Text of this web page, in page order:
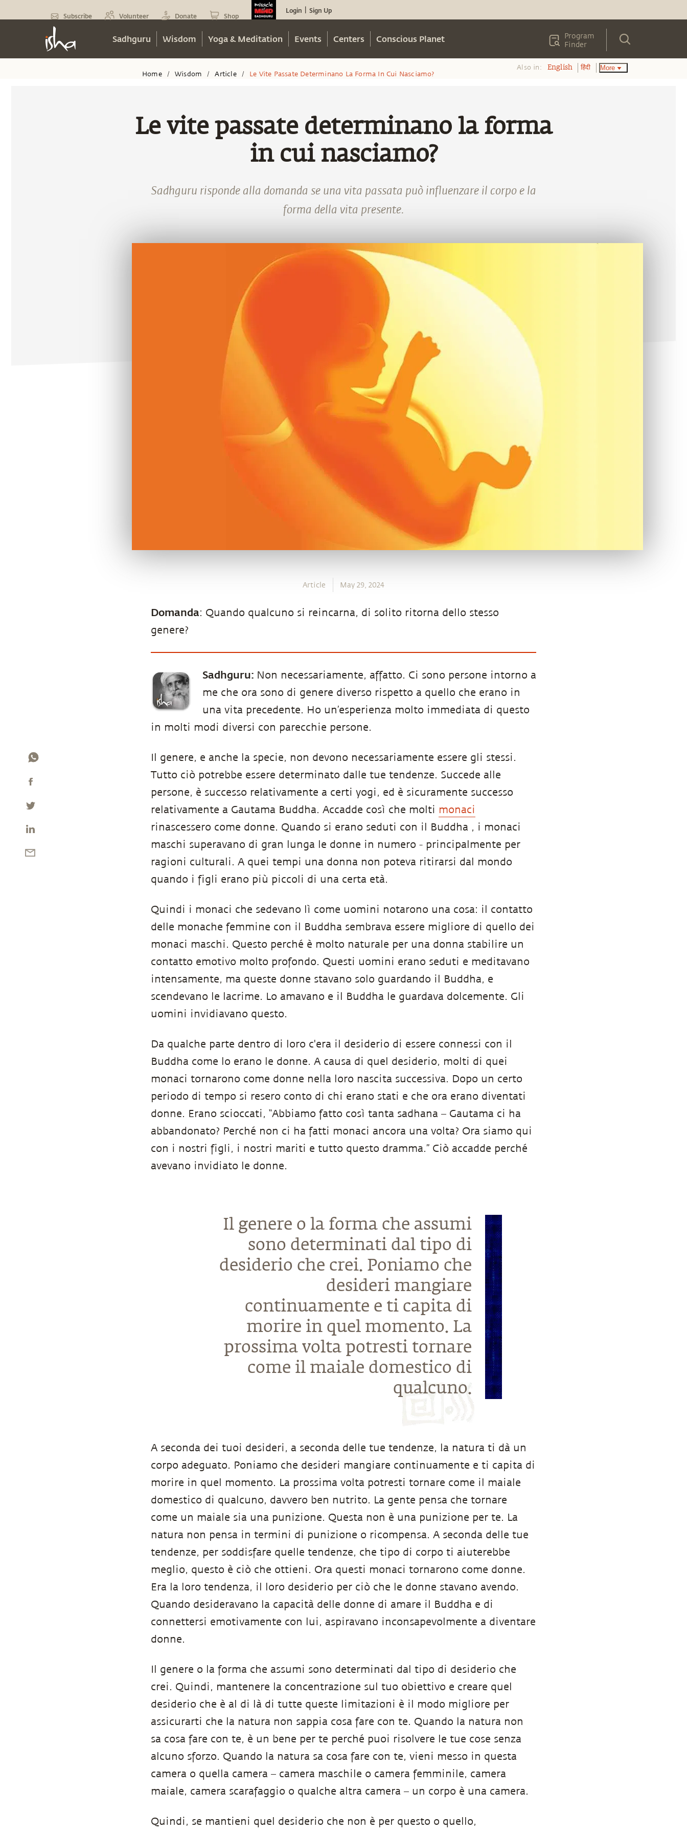
Subscribe Volunteer Donate Shop
Login Sign Up
Sadhguru Wisdom Yoga & Meditation Events Centers Conscious Planet
Program
Finder
Home / Wisdom / Article / Le Vite Passate Determinano La Forma In Cui Nasciamo?
Also in: English हिंदी More
Le vite passate determinano la forma
in cui nasciamo?
Sadhguru risponde alla domanda se una vita passata può influenzare il corpo e la
forma della vita presente.
Article May 29, 2024
Domanda: Quando qualcuno si reincarna, di solito ritorna dello stesso
genere?
Sadhguru: Non necessariamente, affatto. Ci sono persone intorno a
me che ora sono di genere diverso rispetto a quello che erano in
una vita precedente. Ho un’esperienza molto immediata di questo
in molti modi diversi con parecchie persone.
Il genere, e anche la specie, non devono necessariamente essere gli stessi.
Tutto ciò potrebbe essere determinato dalle tue tendenze. Succede alle
persone, è successo relativamente a certi yogi, ed è sicuramente successo
relativamente a Gautama Buddha. Accadde così che molti monaci
rinascessero come donne. Quando si erano seduti con il Buddha , i monaci
maschi superavano di gran lunga le donne in numero - principalmente per
ragioni culturali. A quei tempi una donna non poteva ritirarsi dal mondo
quando i figli erano più piccoli di una certa età.
Quindi i monaci che sedevano lì come uomini notarono una cosa: il contatto
delle monache femmine con il Buddha sembrava essere migliore di quello dei
monaci maschi. Questo perché è molto naturale per una donna stabilire un
contatto emotivo molto profondo. Questi uomini erano seduti e meditavano
intensamente, ma queste donne stavano solo guardando il Buddha, e
scendevano le lacrime. Lo amavano e il Buddha le guardava dolcemente. Gli
uomini invidiavano questo.
Da qualche parte dentro di loro c'era il desiderio di essere connessi con il
Buddha come lo erano le donne. A causa di quel desiderio, molti di quei
monaci tornarono come donne nella loro nascita successiva. Dopo un certo
periodo di tempo si resero conto di chi erano stati e che ora erano diventati
donne. Erano scioccati, “Abbiamo fatto così tanta sadhana – Gautama ci ha
abbandonato? Perché non ci ha fatti monaci ancora una volta? Ora siamo qui
con i nostri figli, i nostri mariti e tutto questo dramma.” Ciò accadde perché
avevano invidiato le donne.
Il genere o la forma che assumi
sono determinati dal tipo di
desiderio che crei. Poniamo che
desideri mangiare
continuamente e ti capita di
morire in quel momento. La
prossima volta potresti tornare
come il maiale domestico di
qualcuno.
A seconda dei tuoi desideri, a seconda delle tue tendenze, la natura ti dà un
corpo adeguato. Poniamo che desideri mangiare continuamente e ti capita di
morire in quel momento. La prossima volta potresti tornare come il maiale
domestico di qualcuno, davvero ben nutrito. La gente pensa che tornare
come un maiale sia una punizione. Questa non è una punizione per te. La
natura non pensa in termini di punizione o ricompensa. A seconda delle tue
tendenze, per soddisfare quelle tendenze, che tipo di corpo ti aiuterebbe
meglio, questo è ciò che ottieni. Ora questi monaci tornarono come donne.
Era la loro tendenza, il loro desiderio per ciò che le donne stavano avendo.
Quando desideravano la capacità delle donne di amare il Buddha e di
connettersi emotivamente con lui, aspiravano inconsapevolmente a diventare
donne.
Il genere o la forma che assumi sono determinati dal tipo di desiderio che
crei. Quindi, mantenere la concentrazione sul tuo obiettivo e creare quel
desiderio che è al di là di tutte queste limitazioni è il modo migliore per
assicurarti che la natura non sappia cosa fare con te. Quando la natura non
sa cosa fare con te, è un bene per te perché puoi risolvere le tue cose senza
alcuno sforzo. Quando la natura sa cosa fare con te, vieni messo in questa
camera o quella camera – camera maschile o camera femminile, camera
maiale, camera scarafaggio o qualche altra camera – un corpo è una camera.
Quindi, se mantieni quel desiderio che non è per questo o quello,